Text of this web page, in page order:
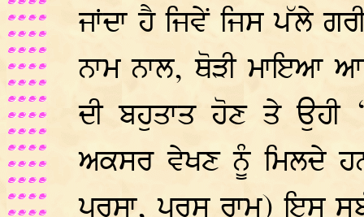
ਜਾਂਦਾ ਹੈ ਜਿਵੇਂ ਜਿਸ ਪੱਲੇ
ਨਾਮ ਨਾਲ, ਥੋੜੀ ਮਾਇਆ
ਦੀ ਬਹੁਤਾਤ ਹੋਣ ਤੇ ਉਹੀ
ਅਕਸਰ ਵੇਖਣ ਨੂੰ ਮਿਲਦੇ